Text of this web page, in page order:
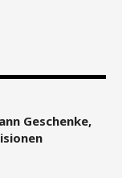
Geschenke,